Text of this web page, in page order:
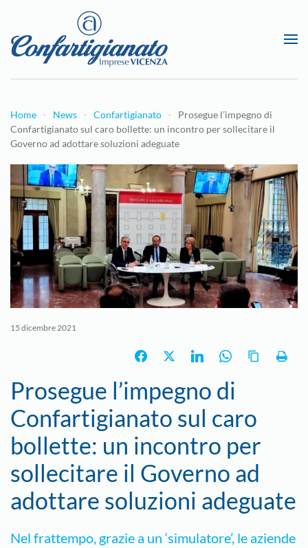
Passa al contenuto principale
Home News Confartigianato
Prosegue l’impegno di
Confartigianato sul caro bollette: un incontro per sollecitare il
Governo ad adottare soluzioni adeguate
15 dicembre 2021
Prosegue l’impegno di
Confartigianato sul caro
bollette: un incontro per
sollecitare il Governo ad
adottare soluzioni adeguate
Nel frattempo, grazie a un ‘simulatore’, le aziende